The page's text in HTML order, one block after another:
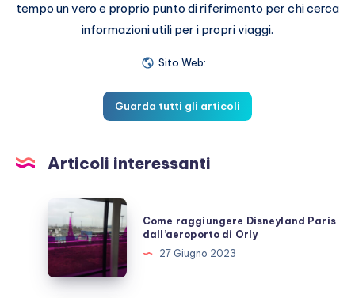
tempo un vero e proprio punto di riferimento per chi cerca
informazioni utili per i propri viaggi.
Sito Web:
Guarda tutti gli articoli
Articoli interessanti
raggiungere
Disneyland
Paris
dall’aeroporto
Come raggiungere Disneyland Paris
dall’aeroporto di Orly
27 Giugno 2023